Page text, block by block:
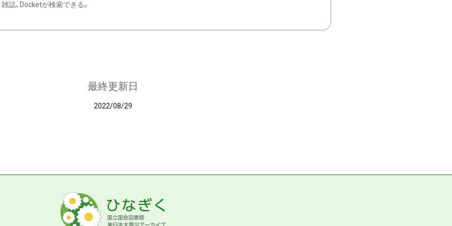
雑誌、Docketが検索できる。
最終更新日
2022/08/29